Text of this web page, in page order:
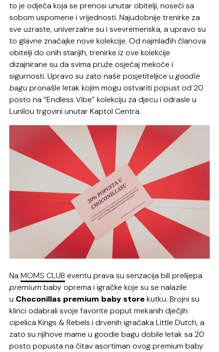
to je odjeća koja se prenosi unutar obitelji, noseći sa
sobom uspomene i vrijednosti. Najudobnije trenirke za
sve uzraste, univerzalne su i svevremenska, a upravo su
to glavne značajke nove kolekcije. Od najmlađih članova
obitelji do onih starijih, trenirke iz ove kolekcije
dizajnirane su da svima pruže osjećaj mekoće i
sigurnosti. Upravo su zato naše posjetiteljice ugoodie
bagupronašle letak kojim mogu ostvariti popust od 20
posto na “Endless Vibe” kolekciju za djecu i odrasle u
Lunilou trgovini unutar Kaptol Centra.
NaMOMS CLUB eventu prava su senzacija bili prelijepa
premiumbaby oprema i igračke koje su se nalazile
u Choconillas premium baby storekutku. Brojni su
klinci odabrali svoje favorite poput mekanih dječjih
cipelica Kings & Rebels i drvenih igračaka Little Dutch, a
zato su njihove mame u goodie bagu dobile letak sa 20
posto popusta na čitav asortiman ovog premium baby